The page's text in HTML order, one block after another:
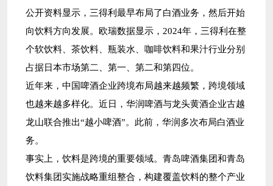
公开资料显示，三得利最早布局了白酒业务，然后开始
向饮料方向发展。欧瑞数据显示，2024年，三得利在整
个软饮料、茶饮料、瓶装水、咖啡饮料和果汁行业分别
占据日本市场第二、第一、第二和第四位。
近年来，中国啤酒企业跨境布局越来越频繁，跨境领域
也越来越多样化。近日，华润啤酒与龙头黄酒企业古越
龙山联合推出“越小啤酒”。此前，华润多次布局白酒业
务。
事实上，饮料是跨境的重要领域。青岛啤酒集团和青岛
饮料集团实施战略重组整合，构建覆盖饮料的整个产业